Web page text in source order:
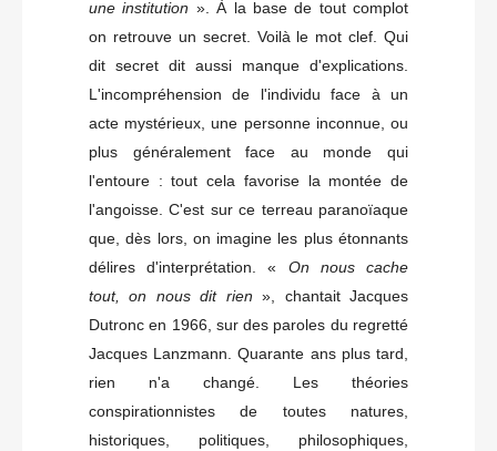
une institution ». À la base de tout complot
on retrouve un secret. Voilà le mot clef. Qui
dit secret dit aussi manque d'explications.
L'incompréhension de l'individu face à un
acte mystérieux, une personne inconnue, ou
plus généralement face au monde qui
l'entoure : tout cela favorise la montée de
l'angoisse. C'est sur ce terreau paranoïaque
que, dès lors, on imagine les plus étonnants
délires d'interprétation. « On nous cache
tout, on nous dit rien », chantait Jacques
Dutronc en 1966, sur des paroles du regretté
Jacques Lanzmann. Quarante ans plus tard,
rien n'a changé. Les théories
conspirationnistes de toutes natures,
historiques, politiques, philosophiques,